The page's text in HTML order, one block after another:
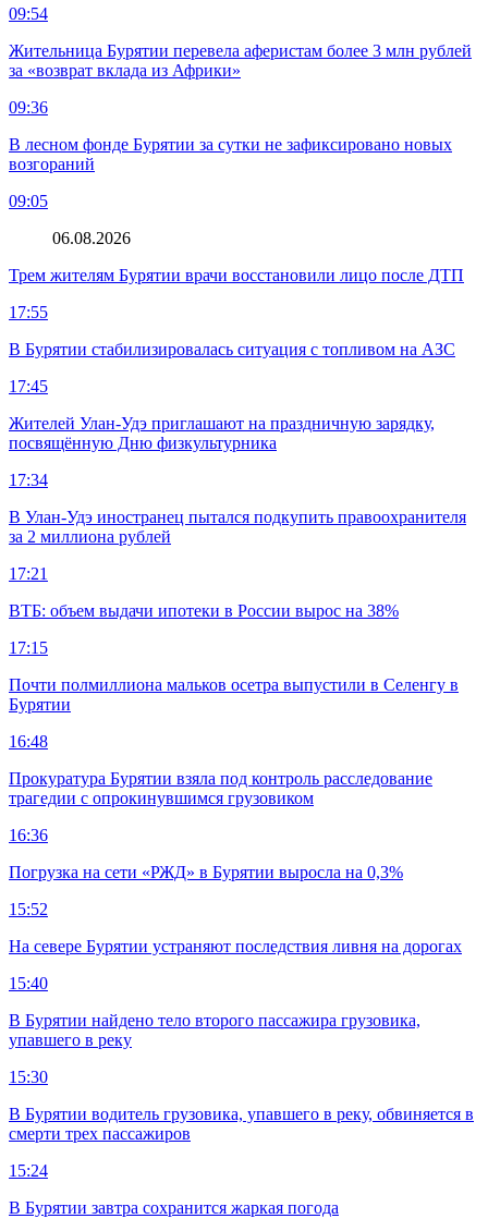
09:54
Жительница Бурятии перевела аферистам более 3 млн рублей
за «возврат вклада из Африки»
09:36
В лесном фонде Бурятии за сутки не зафиксировано новых
возгораний
09:05
06.08.2026
Трем жителям Бурятии врачи восстановили лицо после ДТП
17:55
В Бурятии стабилизировалась ситуация с топливом на АЗС
17:45
Жителей Улан-Удэ приглашают на праздничную зарядку,
посвящённую Дню физкультурника
17:34
В Улан-Удэ иностранец пытался подкупить правоохранителя
за 2 миллиона рублей
17:21
ВТБ: объем выдачи ипотеки в России вырос на 38%
17:15
Почти полмиллиона мальков осетра выпустили в Селенгу в
Бурятии
16:48
Прокуратура Бурятии взяла под контроль расследование
трагедии с опрокинувшимся грузовиком
16:36
Погрузка на сети «РЖД» в Бурятии выросла на 0,3%
15:52
На севере Бурятии устраняют последствия ливня на дорогах
15:40
В Бурятии найдено тело второго пассажира грузовика,
упавшего в реку
15:30
В Бурятии водитель грузовика, упавшего в реку, обвиняется в
смерти трех пассажиров
15:24
В Бурятии завтра сохранится жаркая погода